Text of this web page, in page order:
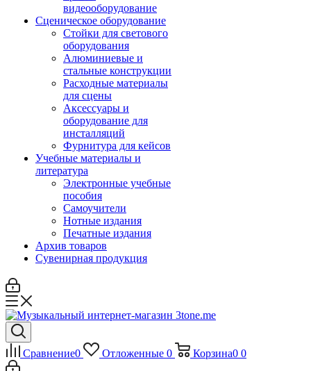
видеооборудование
Сценическое оборудование
Стойки для светового
оборудования
Алюминиевые и
стальные конструкции
Расходные материалы
для сцены
Аксессуары и
оборудование для
инсталляций
Фурнитура для кейсов
Учебные материалы и
литература
Электронные учебные
пособия
Самоучители
Нотные издания
Печатные издания
Архив товаров
Сувенирная продукция
Сравнение0 Отложенные 0 Корзина0 0